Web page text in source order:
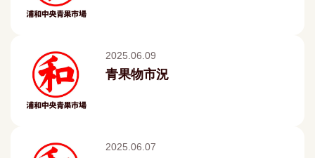
2025.06.09
青果物市況
2025.06.07